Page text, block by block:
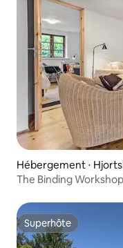
Hébergement ⋅
The Binding
Superhôte
Superhôte